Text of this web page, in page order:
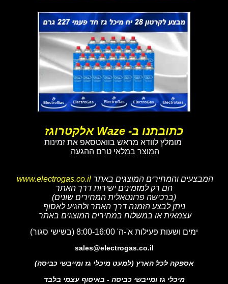
כתובתנו ב- Waze אלקטרוגז
מומלץ לוודא מראש בוואטסאפ את זמינות
המוצר במלאי טרם ההגעה
המבצעים והמחירים המוצגים באתר www.electrogas.co.il
הם רק למזמינים ישירות דרך האתר
(ברכישה פרונטאלית המחירים שונים)
ניתן לבצע הזמנה דרך האתר ולהגיע לאסוף
עצמאית או במשלוח במחירים המוצגים באתר
ימים ושעות פעילות א'-ה' 8:00-16:00 (בשישי סגור)
sales@electrogas.co.il
אספקה לכל הארץ (למעט מיכלי גז ומייבשי כביסה)
מיכלי גז ומייבשי כביסה - באיסוף עצמי בלבד